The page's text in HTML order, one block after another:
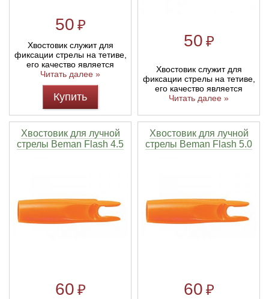
50 ₽
Хвостовик служит для
фиксации стрелы на тетиве,
его качество является
Читать далее »
Купить
50 ₽
Хвостовик служит для
фиксации стрелы на тетиве,
его качество является
Читать далее »
Хвостовик для лучной
стрелы Beman Flash 4.5
60 ₽
Хвостовик для лучной
стрелы Beman Flash 5.0
60 ₽